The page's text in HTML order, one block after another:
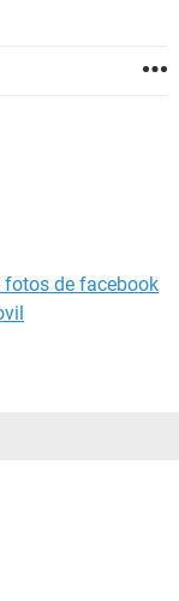
fotos de facebook